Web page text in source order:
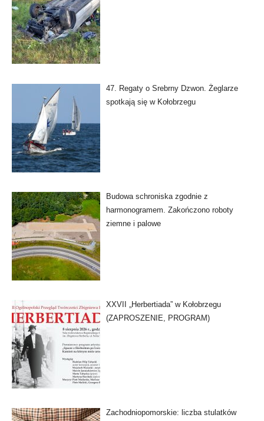
47. Regaty o Srebrny Dzwon. Żeglarze
spotkają się w Kołobrzegu
Budowa schroniska zgodnie z
harmonogramem. Zakończono roboty
ziemne i palowe
XXVII „Herbertiada” w Kołobrzegu
(ZAPROSZENIE, PROGRAM)
Zachodniopomorskie: liczba stulatków